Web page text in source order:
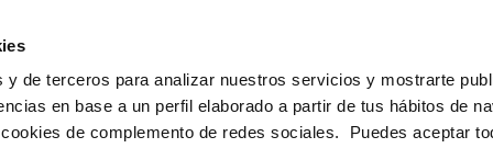
y de terceros para analizar nuestros servicios y mostrarte
en base a un perfil elaborado a partir de tus hábitos de
de complemento de redes sociales. Puedes aceptar
El Teu Servei La Teva Aigua Coneix-nos